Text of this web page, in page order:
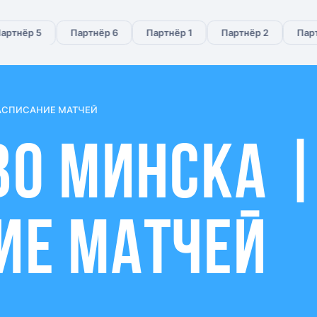
5 Партнёр 6 Партнёр 1 Партнёр 2
МАТЧЕЙ
МИНСКА |
МАТЧЕЙ